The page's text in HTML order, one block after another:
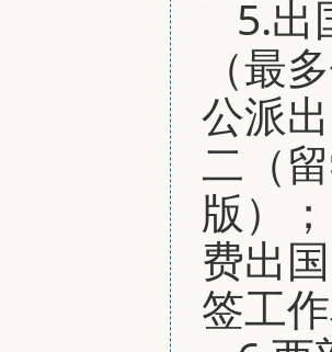
5.出
（最
公派
二（
版）
费出
签工